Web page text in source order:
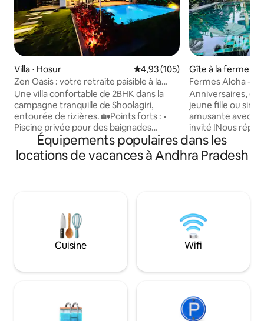
Villa ⋅ Hosur Évaluation moyenne sur la
4,93 (105)
Zen Oasis : votre retraite paisible à la
ferme
Une villa confortable de 2BHK dans la
campagne tranquille de Shoolagiri,
entourée de rizières. 🏡Points forts : •
Piscine privée pour des baignades
rafraîchissantes et des jeux de piscine
• Pont de baignade pour déjeuner/dîner
sous les étoiles • Terrasse panoramique
débit, télévision connectée, haut-
parleurs et cuisine • Livraison de repas
via Swiggy/Zomato • Parfait pour les
couples, les familles, les célibataires
d'accueil : 2 à 6 personnes | 🧘‍♂️
Gîte à la ferme ⋅
Fermes Aloha -
Anniversaires,
jeune fille ou
amusante avec
invité !Nous
décorations aux
inoubliables.
romantique aux
amis. Projection
des souvenirs
piscine qui sont
(Des frais
frais Airbnb sont
Équipements populaires dans les
locations de vacances à Andhra Pradesh
Cuisine Wifi